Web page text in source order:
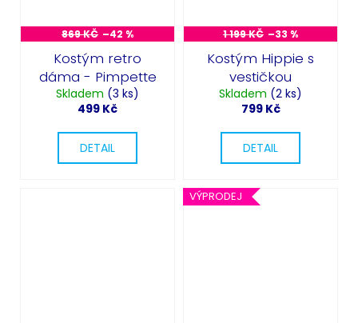
869 KČ –42 %
Kostým retro
dáma - Pimpette
Skladem (3 ks)
499 Kč
DETAIL
1 199 KČ –33 %
Kostým Hippie s
vestičkou
Skladem (2 ks)
799 Kč
DETAIL
VÝPRODEJ